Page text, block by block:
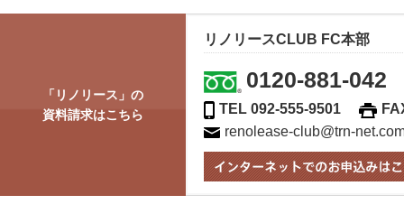
「リノリース」の
資料請求はこちら
リノリースCLUB FC本部
0120-881-042
TEL 092-555-9501
renolease-club@trn-